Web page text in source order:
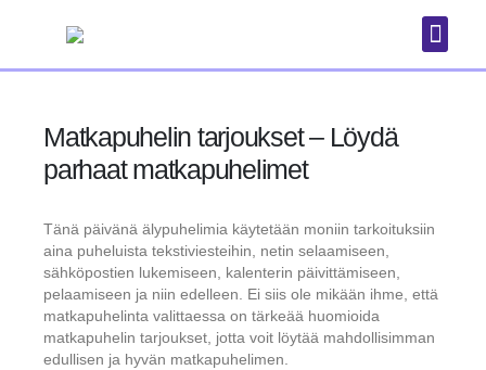
Matkapuhelin tarjoukset – Löydä
parhaat matkapuhelimet
Tänä päivänä älypuhelimia käytetään moniin tarkoituksiin
aina puheluista tekstiviesteihin, netin selaamiseen,
sähköpostien lukemiseen, kalenterin päivittämiseen,
pelaamiseen ja niin edelleen. Ei siis ole mikään ihme, että
matkapuhelinta valittaessa on tärkeää huomioida
matkapuhelin tarjoukset, jotta voit löytää mahdollisimman
edullisen ja hyvän matkapuhelimen.